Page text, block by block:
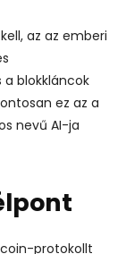
az az emberi
a blokkláncok
ez az a
nevű AI-ja
protokollt